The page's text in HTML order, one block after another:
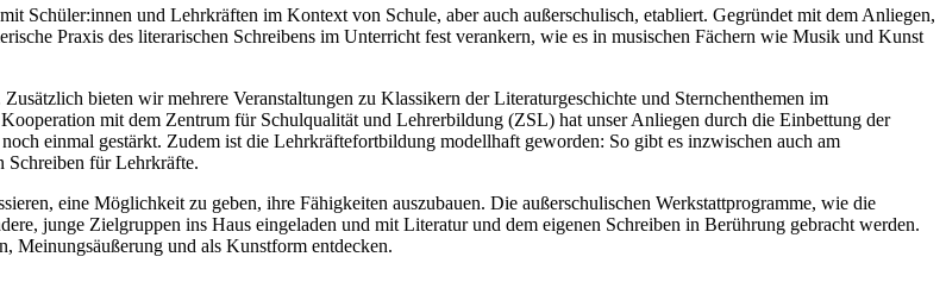
Schüler:innen und Lehrkräften im Kontext von Schule, aber auch außerschulisch, etabliert. Gegründet mit dem Anliegen,
Praxis des literarischen Schreibens im Unterricht fest verankern, wie es in musischen Fächern wie Musik und Kunst
bieten wir mehrere Veranstaltungen zu Klassikern der Literaturgeschichte und Sternchenthemen im
mit dem Zentrum für Schulqualität und Lehrerbildung (ZSL) hat unser Anliegen durch die Einbettung der
einmal gestärkt. Zudem ist die Lehrkräftefortbildung modellhaft geworden: So gibt es inzwischen auch am
Schreiben für Lehrkräfte.
eine Möglichkeit zu geben, ihre Fähigkeiten auszubauen. Die außerschulischen Werkstattprogramme, wie die
junge Zielgruppen ins Haus eingeladen und mit Literatur und dem eigenen Schreiben in Berührung gebracht werden.
Meinungsäußerung und als Kunstform entdecken.